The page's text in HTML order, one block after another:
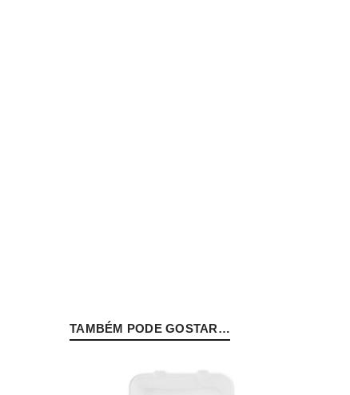
PERDEU A SUA SENHA?
TAMBÉM PODE GOSTAR…